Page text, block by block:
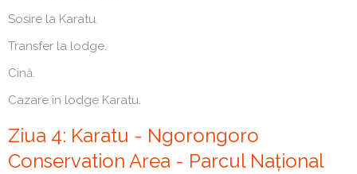
Sosire la Karatu.
Transfer la lodge.
Cină.
Cazare în lodge Karatu.
Ziua 4: Karatu - Ngorongoro
Conservation Area - Parcul Național